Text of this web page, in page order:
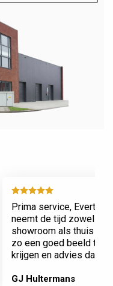
Prima service, Evert
neemt de tijd zowel in
showroom als thuis om
zo een goed beeld te
krijgen en advies daarop
nieuwe kachel. Komt
GJ Hultermans